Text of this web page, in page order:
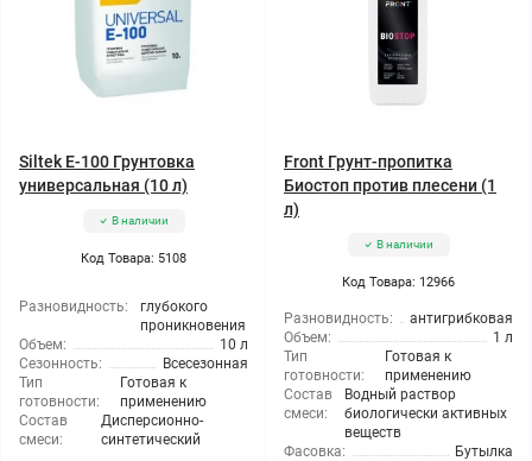
Siltek E-100 Грунтовка
универсальная (10 л)
В наличии
Код Товара: 5108
Разновидность:
глубокого
проникновения
Объем:
10 л
Сезонность:
Всесезонная
Тип
готовности:
Готовая к
применению
Состав
смеси:
Дисперсионно-
синтетический
Front Грунт-пропитка
Биостоп против плесени (1
л)
В наличии
Код Товара: 12966
Разновидность:
антигрибковая
Объем:
1 л
Тип
готовности:
Готовая к
применению
Состав
смеси:
Водный раствор
биологически активных
веществ
Фасовка:
Бутылка